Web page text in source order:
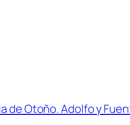
de Otoño. Adolfo y